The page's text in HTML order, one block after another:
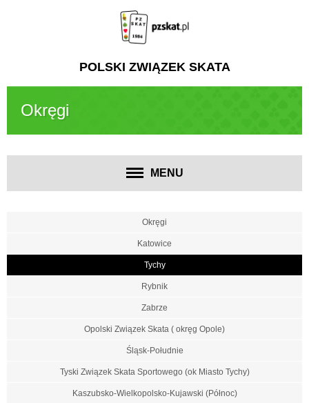
POLSKI ZWIĄZEK SKATA
Okręgi
MENU
Okręgi
Katowice
Tychy
Rybnik
Zabrze
Opolski Związek Skata ( okręg Opole)
Śląsk-Południe
Tyski Związek Skata Sportowego (ok Miasto Tychy)
Kaszubsko-Wielkopolsko-Kujawski (Północ)